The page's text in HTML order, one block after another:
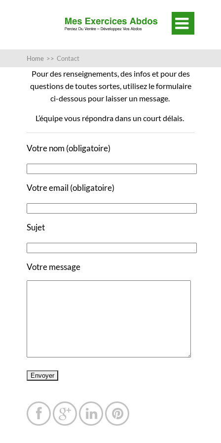

Home >> Contact
Pour des renseignements, des infos et pour des
questions de toutes sortes, utilisez le formulaire
ci-dessous pour laisser un message.
L’équipe vous répondra dans un court délais.
Votre nom (obligatoire)
Votre email (obligatoire)
Sujet
Votre message
   